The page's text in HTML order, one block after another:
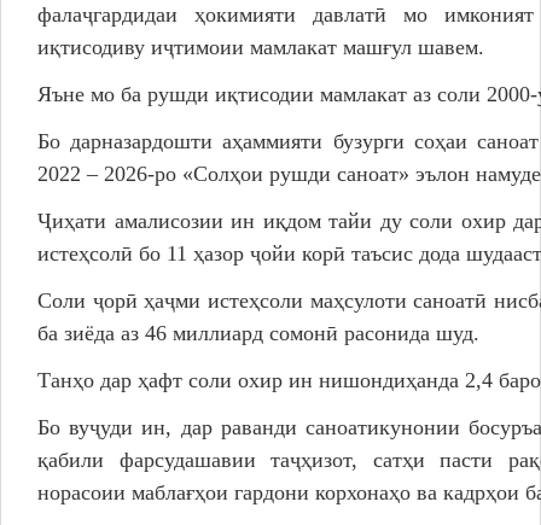
фалаҷгардидаи ҳокимияти давлатӣ мо
иқтисодиву иҷтимоии мамлакат машғул шавем.
Яъне мо ба рушди иқтисодии мамлакат аз соли
Бо дарназардошти аҳаммияти бузурги соҳаи
2022 – 2026-ро «Солҳои рушди саноат» эълон
Ҷиҳати амалисозии ин иқдом тайи ду соли охир
истеҳсолӣ бо 11 ҳазор ҷойи корӣ таъсис дода
Соли ҷорӣ ҳаҷми истеҳсоли маҳсулоти саноатӣ
ба зиёда аз 46 миллиард сомонӣ расонида шуд.
Танҳо дар ҳафт соли охир ин нишондиҳанда 2,4
Бо вуҷуди ин, дар раванди саноатикунонии
қабили фарсудашавии таҷҳизот, сатҳи пасти
норасоии маблағҳои гардони корхонаҳо ва кадрҳои